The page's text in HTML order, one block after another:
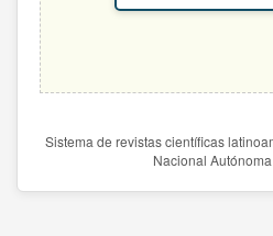
Sistema de revistas científicas
Nacional